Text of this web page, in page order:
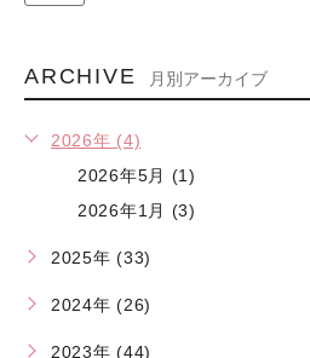
ARCHIVE 月別アーカイブ
2026年 (4)
2026年5月 (1)
2026年1月 (3)
2025年 (33)
2024年 (26)
2023年 (44)